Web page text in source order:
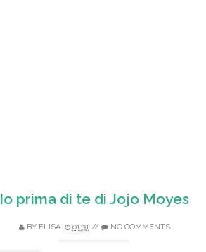
Io prima di te di Jojo Moyes
BY ELISA 01:31// NO COMMENTS